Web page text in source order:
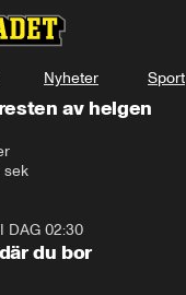
Nyheter Sport
av helgen
sek
I DAG 02:30
du bor